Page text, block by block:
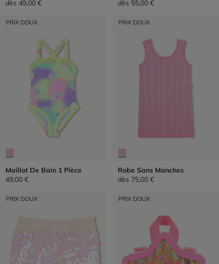
dès 49,00 € dès 55,00 €
PRIX DOUX
Maillot De Bain 1 Pièce
49,00 €
PRIX DOUX
Robe Sans Manches
dès 75,00 €
PRIX DOUX PRIX DOUX